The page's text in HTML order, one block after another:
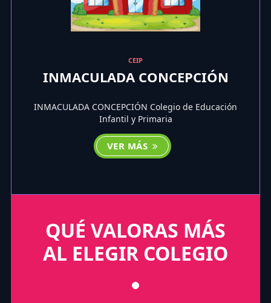
CEIP
INMACULADA CONCEPCIÓN
INMACULADA CONCEPCIÓN Colegio de Educación
Infantil y Primaria
VER MÁS
QUÉ VALORAS MÁS
AL ELEGIR COLEGIO